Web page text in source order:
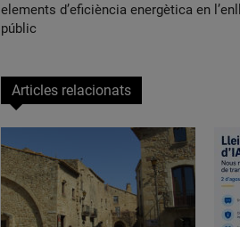
elements d’eficiència energètica en
públic
Articles relacionats